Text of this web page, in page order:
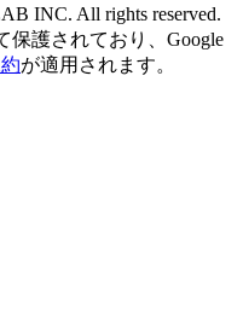
INC. All rights reserved.
保護されており、Google
が適用されます。